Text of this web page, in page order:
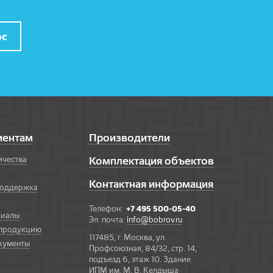
Производители
Комплектация объектов
Контактная информация
Телефон:+7 495 500-05-40
Эл. почта: info@bobrov.ru
117485, г. Москва, ул.
Профсоюзная, 84/32, стр. 14,
подъезд 6, этаж 10. Здание
ИПМ им. М. В. Келдыша